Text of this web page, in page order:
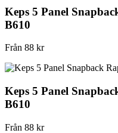
Keps 5 Panel
B610
Från 88 kr
Keps 5 Panel
B610
Från 88 kr